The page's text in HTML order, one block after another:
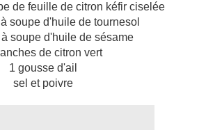
de feuille de citron kéfir ciselée
soupe d'huile de tournesol
soupe d'huile de sésame
de citron vert
1 gousse d'ail
sel et poivre